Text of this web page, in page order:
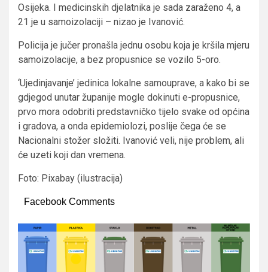
Osijeka. I medicinskih djelatnika je sada zaraženo 4, a
21 je u samoizolaciji – nizao je Ivanović.
Policija je jučer pronašla jednu osobu koja je kršila mjeru
samoizolacije, a bez propusnice se vozilo 5-oro.
‘Ujedinjavanje’ jedinica lokalne samouprave, a kako bi se
gdjegod unutar županije mogle dokinuti e-propusnice,
prvo mora odobriti predstavničko tijelo svake od općina
i gradova, a onda epidemiolozi, poslije čega će se
Nacionalni stožer složiti. Ivanović veli, nije problem, ali
će uzeti koji dan vremena.
Foto: Pixabay (ilustracija)
Facebook Comments